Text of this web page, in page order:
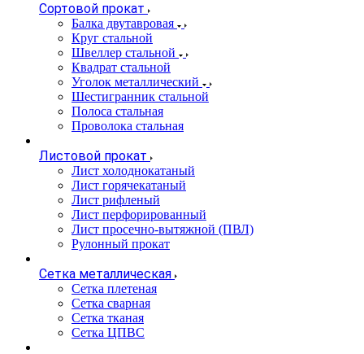
Сортовой прокат
Балка двутавровая
Круг стальной
Швеллер стальной
Квадрат стальной
Уголок металлический
Шестигранник стальной
Полоса стальная
Проволока стальная
Листовой прокат
Лист холоднокатаный
Лист горячекатаный
Лист рифленый
Лист перфорированный
Лист просечно-вытяжной (ПВЛ)
Рулонный прокат
Сетка металлическая
Сетка плетеная
Сетка сварная
Сетка тканая
Сетка ЦПВС